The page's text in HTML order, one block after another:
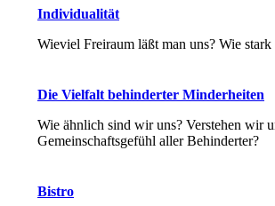
Individualität
Wieviel Freiraum läßt man uns? Wie
Die Vielfalt behinderter Minderheiten
Wie ähnlich sind wir uns? Verstehen wir
Gemeinschaftsgefühl aller Behinderter?
Bistro